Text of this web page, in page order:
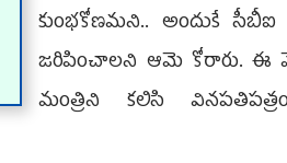
కుంభకోణమని.. అందుకే
జరిపించాలని ఆమె కోరారు. ఈ
మంత్రిని కలిసి